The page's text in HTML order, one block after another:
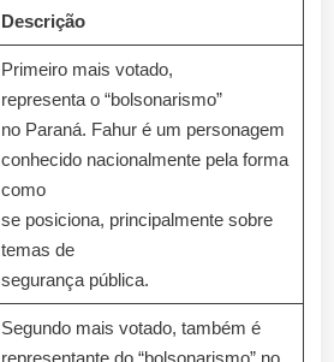
Descrição
Primeiro mais votado,
representa o “bolsonarismo”
no Paraná. Fahur é um personagem
conhecido nacionalmente pela forma
como
se posiciona, principalmente sobre
temas de
segurança pública.
Segundo mais votado, também é
representante do “bolsonarismo” no